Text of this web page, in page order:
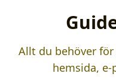
Allt du behöver
hemsida,